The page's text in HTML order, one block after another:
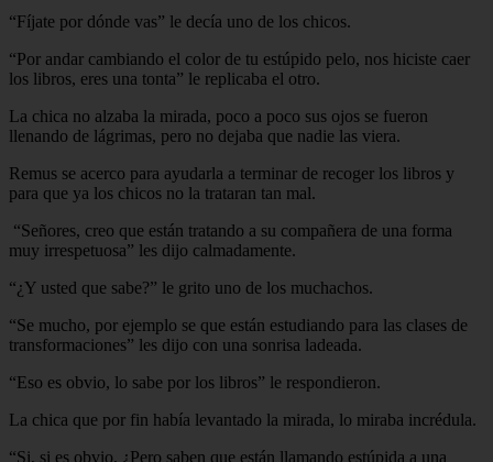
“Fíjate por dónde vas” le decía uno de los chicos.
“Por andar cambiando el color de tu estúpido pelo, nos hiciste caer
los libros, eres una tonta” le replicaba el otro.
La chica no alzaba la mirada, poco a poco sus ojos se fueron
llenando de lágrimas, pero no dejaba que nadie las viera.
Remus se acerco para ayudarla a terminar de recoger los libros y
para que ya los chicos no la trataran tan mal.
“Señores, creo que están tratando a su compañera de una forma
muy irrespetuosa” les dijo calmadamente.
“¿Y usted que sabe?” le grito uno de los muchachos.
“Se mucho, por ejemplo se que están estudiando para las clases de
transformaciones” les dijo con una sonrisa ladeada.
“Eso es obvio, lo sabe por los libros” le respondieron.
La chica que por fin había levantado la mirada, lo miraba incrédula.
“Si, si es obvio, ¿Pero saben que están llamando estúpida a una